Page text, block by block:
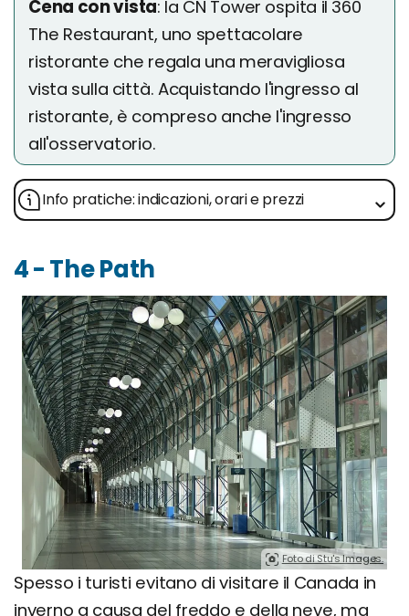
Cena con vista: la CN Tower ospita il 360
The Restaurant, uno spettacolare
ristorante che regala una meravigliosa
vista sulla città. Acquistando l'ingresso al
ristorante, è compreso anche l'ingresso
all'osservatorio.
Info pratiche: indicazioni, orari e prezzi
4 - The Path
Foto di Stu's Images.
Spesso i turisti evitano di visitare il Canada in
inverno a causa del freddo e della neve, ma